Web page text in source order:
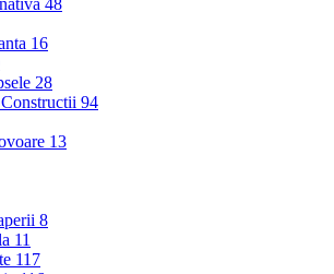
48
16
28
94
13
8
11
117